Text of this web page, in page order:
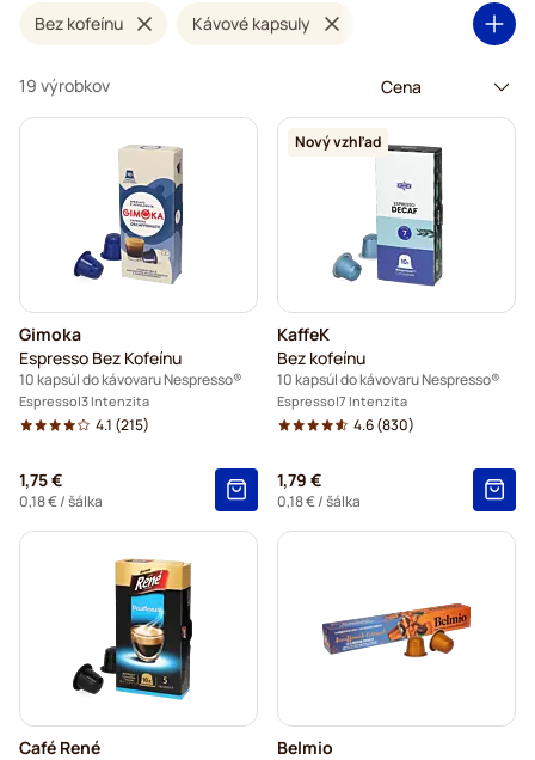
Bez kofeínu Kávové kapsuly
19 výrobkov
Gimoka
Espresso Bez Kofeínu
10 kapsúl do kávovaru Nespresso®
Espresso 3 Intenzita
4.1 (215)
1,75 €
0,18 €/ šálka
Nový vzhľad
KaffeK
Bez kofeínu
10 kapsúl do kávovaru Nespresso®
Espresso 7 Intenzita
4.6(830)
1,79 €
0,18 €/ šálka
Café René
Belmio